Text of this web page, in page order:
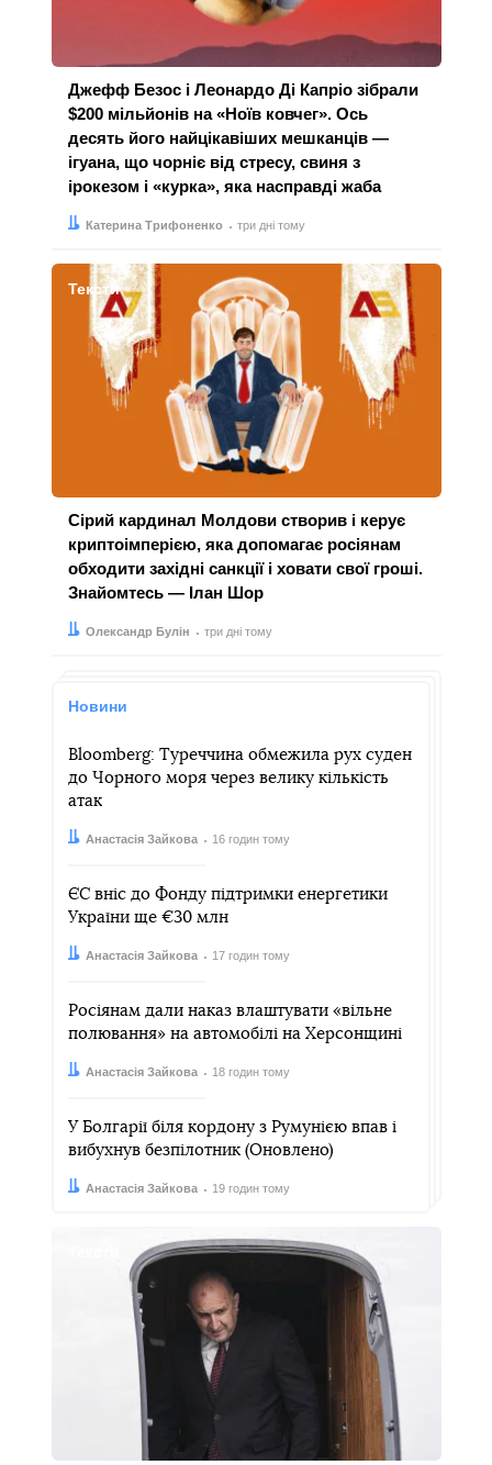
Джефф Безос і Леонардо Ді Капріо зібрали
$200 мільйонів на «Ноїв ковчег». Ось
десять його найцікавіших мешканців —
ігуана, що чорніє від стресу, свиня з
ірокезом і «курка», яка насправді жаба
Автор:Катерина Трифоненко
Дата: три дні тому
Тексти
Сірий кардинал Молдови створив і керує
криптоімперією, яка допомагає росіянам
обходити західні санкції і ховати свої гроші.
Знайомтесь — Ілан Шор
Автор:
Олександр Булін
Дата: три дні тому
Новини
Bloomberg: Туреччина обмежила рух суден
до Чорного моря через велику кількість
атак
Автор:
Анастасія Зайкова
Дата: 16 годин тому
ЄС вніс до Фонду підтримки енергетики
України ще €30 млн
Автор:
Анастасія Зайкова
Дата: 17 годин тому
Росіянам дали наказ влаштувати «вільне
полювання» на автомобілі на Херсонщині
Автор:
Анастасія Зайкова
Дата: 18 годин тому
У Болгарії біля кордону з Румунією впав і
вибухнув безпілотник (Оновлено)
Автор:
Анастасія Зайкова
Дата: 19 годин тому